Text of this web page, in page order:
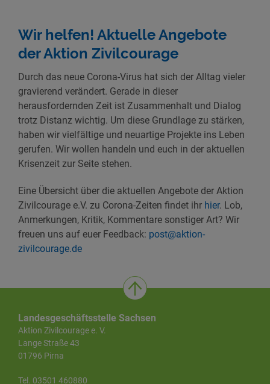
Wir helfen! Aktuelle Angebote
der Aktion Zivilcourage
Durch das neue Corona-Virus hat sich der Alltag vieler
gravierend verändert. Gerade in dieser
herausfordernden Zeit ist Zusammenhalt und Dialog
trotz Distanz wichtig. Um diese Grundlage zu stärken,
haben wir vielfältige und neuartige Projekte ins Leben
gerufen. Wir wollen handeln und euch in der aktuellen
Krisenzeit zur Seite stehen.
Eine Übersicht über die aktuellen Angebote der Aktion
Zivilcourage e.V. zu Corona-Zeiten findet ihr hier. Lob,
Anmerkungen, Kritik, Kommentare sonstiger Art? Wir
freuen uns auf euer Feedback: post@aktion-
zivilcourage.de
Landesgeschäftsstelle Sachsen
Aktion Zivilcourage e. V.
Lange Straße 43
01796 Pirna
Tel. 03501 460880